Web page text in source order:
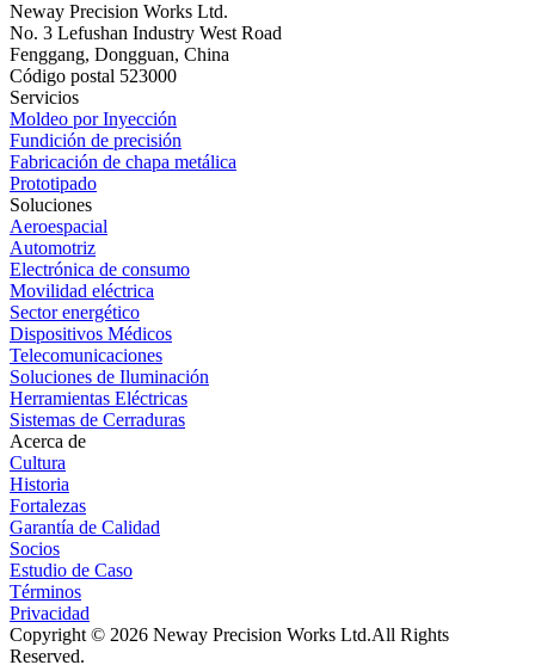
Neway Precision Works Ltd.
No. 3 Lefushan Industry West Road
Fenggang, Dongguan, China
Código postal 523000
Servicios
Moldeo por Inyección
Fundición de precisión
Fabricación de chapa metálica
Prototipado
Soluciones
Aeroespacial
Automotriz
Electrónica de consumo
Movilidad eléctrica
Sector energético
Dispositivos Médicos
Telecomunicaciones
Soluciones de Iluminación
Herramientas Eléctricas
Sistemas de Cerraduras
Acerca de
Cultura
Historia
Fortalezas
Garantía de Calidad
Socios
Estudio de Caso
Términos
Privacidad
Copyright © 2026 Neway Precision Works Ltd.All Rights
Reserved.